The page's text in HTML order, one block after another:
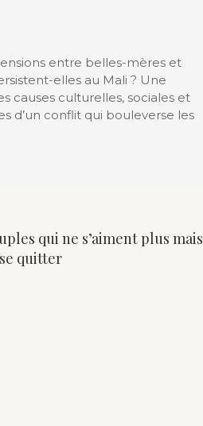
entre belles-mères et
elles au Mali ? Une
causes culturelles, sociales et
d’un conflit qui bouleverse les
qui ne s’aiment plus mais
quitter